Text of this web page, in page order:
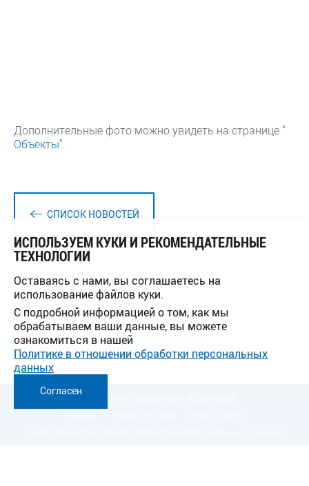
Дополнительные фото можно увидеть на странице "
Объекты".
СПИСОК НОВОСТЕЙ
ИСПОЛЬЗУЕМ КУКИ И РЕКОМЕНДАТЕЛЬНЫЕ
ТЕХНОЛОГИИ
Оставаясь с нами, вы соглашаетесь на
использование файлов куки.
С подробной информацией о том, как мы
обрабатываем ваши данные, вы можете
ознакомиться в нашей
Политике в отношении обработки персональных
данных
Согласен